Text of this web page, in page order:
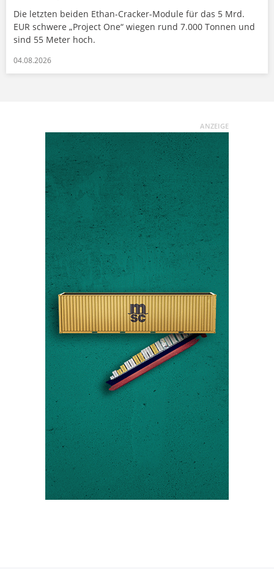
Die letzten beiden Ethan-Cracker-Module für das 5 Mrd.
EUR schwere „Project One“ wiegen rund 7.000 Tonnen und
sind 55 Meter hoch.
04.08.2026
ANZEIGE